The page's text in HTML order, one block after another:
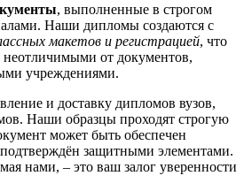
, выполненные в строгом
Наши дипломы создаются с
макетов и регистрацией, что
неотличимыми от документов,
учреждениями.
и доставку дипломов вузов,
Наши образцы проходят строгую
может быть обеспечен
защитными элементами.
нами, – это ваш залог уверенности